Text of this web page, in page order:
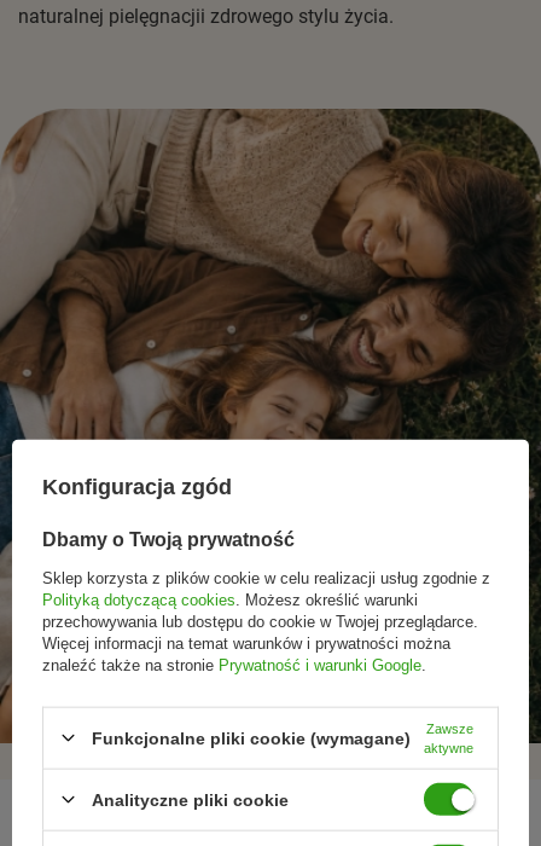
naturalnej pielęgnacjii zdrowego stylu życia.
Promocje tylko dla
subskrybentów
Nowości przed
premierą
Rezygnacja w każdej
chwili
REGULAMINY
Konfiguracja zgód
Dbamy o Twoją prywatność
Sklep korzysta z plików cookie w celu realizacji usług zgodnie z
Polityką dotyczącą cookies . Możesz określić warunki
przechowywania lub dostępu do cookie w Twojej przeglądarce.
Więcej informacji na temat warunków i prywatności można
znaleźć także na stronie Prywatność i warunki Google
Funkcjonalne pliki cookie (wymagane)
Zawsze
aktywne
Analityczne pliki cookie